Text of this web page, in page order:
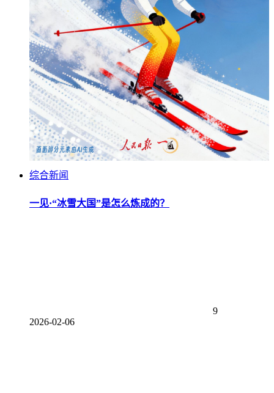
综合新闻
一见·“冰雪大国”是怎么炼成的？
9
2026-02-06